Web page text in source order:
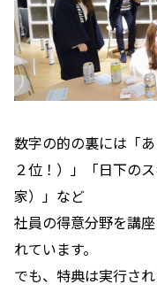
数字の的の裏には 「
２位！）」「日下の
家）」など
社員の得意分野を講
れています。
でも、特典は実行さ